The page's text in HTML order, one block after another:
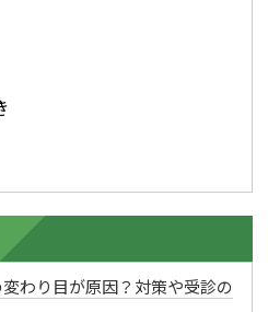
わり目が原因？対策や受診の